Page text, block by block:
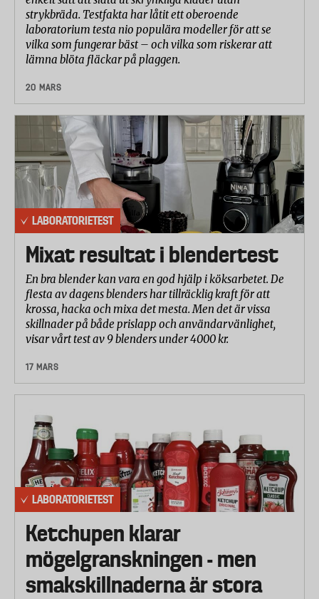
strykbräda. Testfakta har låtit ett oberoende
laboratorium testa nio populära modeller för att se
vilka som fungerar bäst – och vilka som riskerar att
lämna blöta fläckar på plaggen.
20 MARS
LABORATORIETEST
Mixat resultat i blendertest
En bra blender kan vara en god hjälp i köksarbetet. De
flesta av dagens blenders har tillräcklig kraft för att
krossa, hacka och mixa det mesta. Men det är vissa
skillnader på både prislapp och användarvänlighet,
visar vårt test av 9 blenders under 4000 kr.
17 MARS
LABORATORIETEST
Ketchupen klarar
mögelgranskningen - men
smakskillnaderna är stora